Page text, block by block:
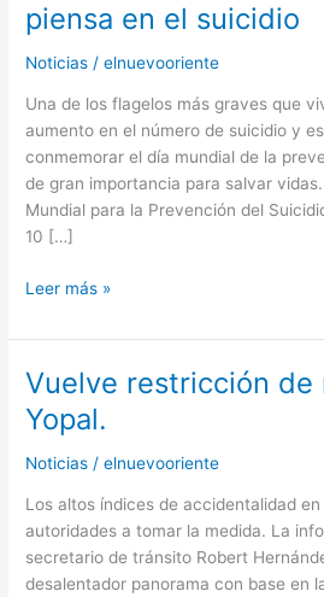
piensa en el suicidio
Noticias /elnuevooriente
Una de los flagelos más graves que
aumento en el número de suicidio y
conmemorar el día mundial de la
de gran importancia para salvar
Mundial para la Prevención del
10 […]
con
alguien
piensa
en
el
suicidio
Leer más »
Vuelve restricción de
Yopal.
Noticias /elnuevooriente
Los altos índices de accidentalidad
autoridades a tomar la medida. La
secretario de tránsito Robert
desalentador panorama con base en
Vuelve
restricción
de
motos
Yopal.